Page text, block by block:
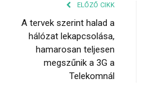
ELŐZŐ CIKK
A tervek szerint halad a
hálózat lekapcsolása,
hamarosan teljesen
megszűnik a 3G a
Telekomnál